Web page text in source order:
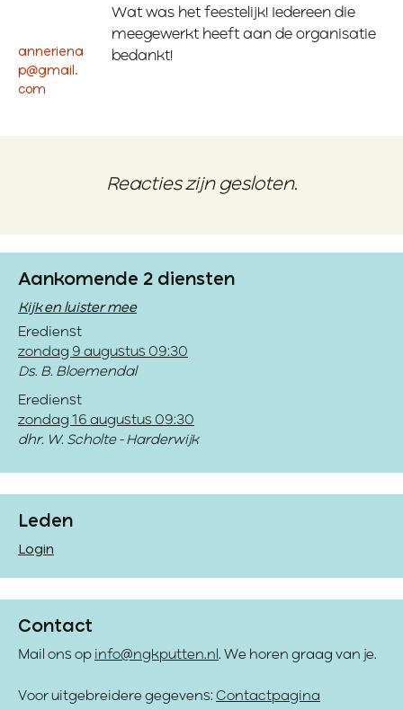
anneriena
p@gmail.
com
Wat was het feestelijk! Iedereen die
meegewerkt heeft aan de organisatie
bedankt!
Reacties zijn gesloten.
Aankomende 2 diensten
Kijk en luister mee
Eredienst
zondag 9 augustus 09:30
Ds. B. Bloemendal
Eredienst
zondag 16 augustus 09:30
dhr. W. Scholte - Harderwijk
Leden
Login
Contact
Mail ons op info@ngkputten.nl . We horen graag van je.
Voor uitgebreidere gegevens: Contactpagina